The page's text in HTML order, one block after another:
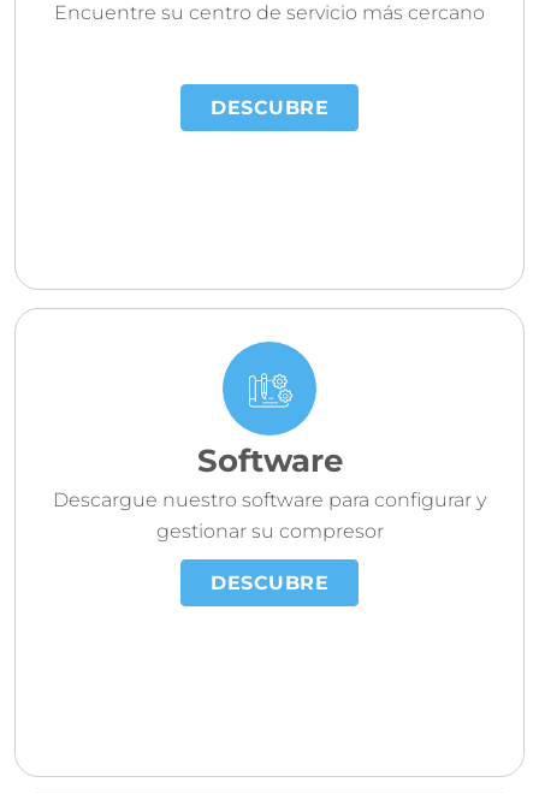
Encuentre su centro de servicio más cercano
DESCUBRE
Software
Descargue nuestro software para configurar y
gestionar su compresor
DESCUBRE